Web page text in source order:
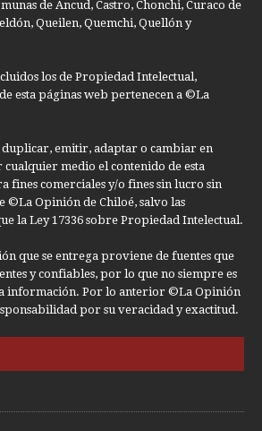
de Ancud, Castro, Chonchi, Curaco de
Queilen, Quemchi, Quellón y
los de Propiedad Intelectual,
esta páginas web pertenecen a ©La
emitir, adaptar o cambiar en
medio el contenido de esta
fines comerciales y/o fines sin lucro sin
©La Opinión de Chiloé, salvo las
la Ley 17336 sobre Propiedad Intelectual.
que se entrega proviene de fuentes que
y confiables, por lo que no siempre es
información. Por lo anterior ©La Opinión
por su veracidad y exactitud.